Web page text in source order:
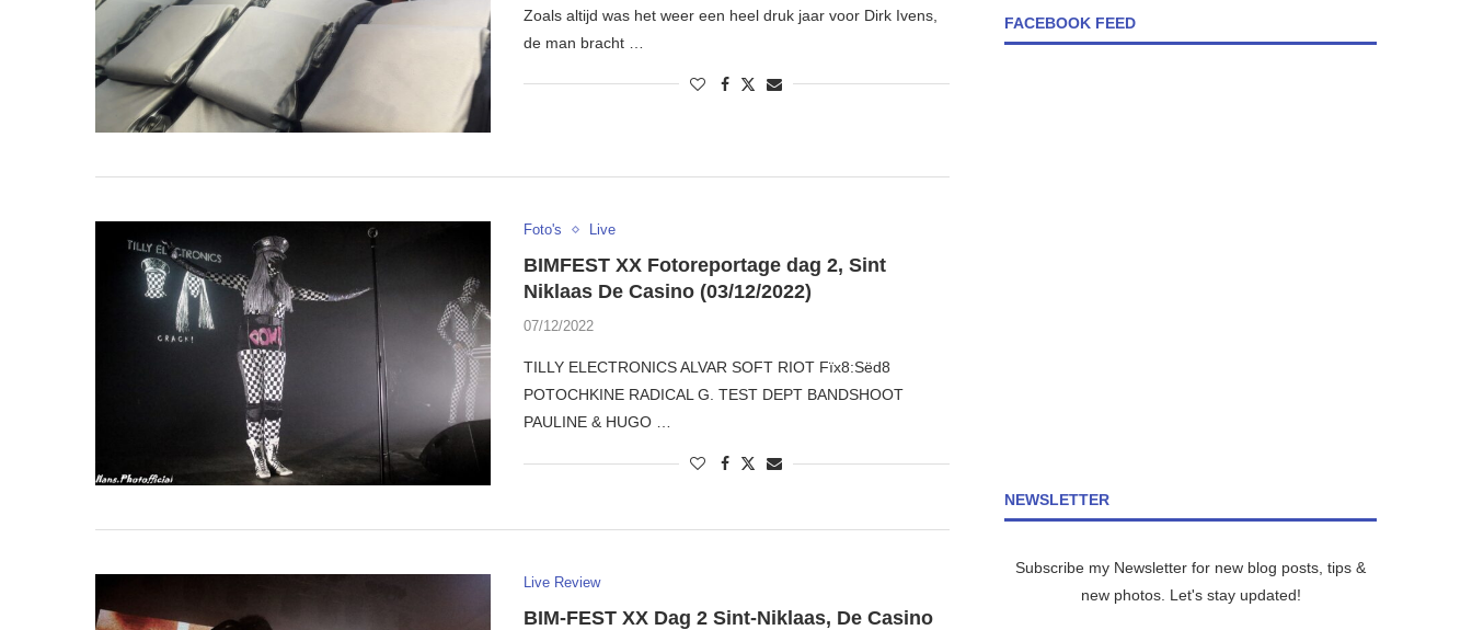
Zoals altijd was het weer een heel druk jaar voor Dirk Ivens,
de man bracht …
Foto's Live
BIMFEST XX Fotoreportage dag 2, Sint
Niklaas De Casino (03/12/2022)
07/12/2022
TILLY ELECTRONICS ALVAR SOFT RIOT Fïx8:Sëd8
POTOCHKINE RADICAL G. TEST DEPT BANDSHOOT
PAULINE & HUGO …
Live Review
BIM-FEST XX Dag 2 Sint-Niklaas, De Casino
FACEBOOK FEED
NEWSLETTER
Subscribe my Newsletter for new blog posts, tips &
new photos. Let's stay updated!